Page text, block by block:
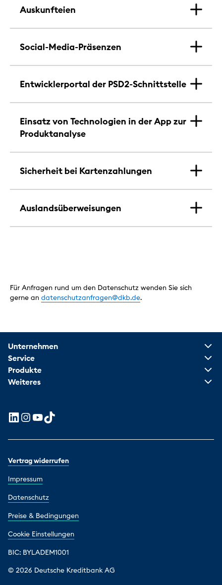
Auskunfteien
Social-Media-Präsenzen
Entwicklerportal der PSD2-Schnittstelle
Einsatz von Technologien in der App zur
Produktanalyse
Sicherheit bei Kartenzahlungen
Auslandsüberweisungen
Für Anfragen rund um den Datenschutz wenden Sie sich
gerne an datenschutzanfragen@dkb.de.
Unternehmen
Service
Produkte
Weiteres
© 2026 Deutsche Kreditbank AG
Vertrag widerrufen
Impressum
Datenschutz
Preise & Bedingungen
Cookie Einstellungen
BIC: BYLADEM1001